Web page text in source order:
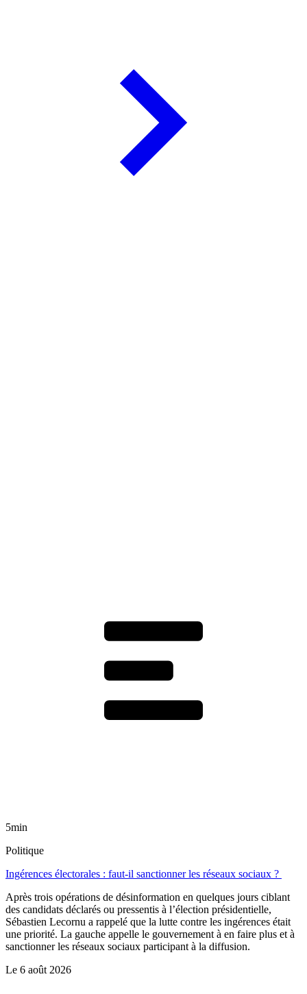
5min
Politique
Ingérences électorales : faut-il sanctionner les réseaux sociaux ?
Après trois opérations de désinformation en quelques jours ciblant
des candidats déclarés ou pressentis à l’élection présidentielle,
Sébastien Lecornu a rappelé que la lutte contre les ingérences était
une priorité. La gauche appelle le gouvernement à en faire plus et à
sanctionner les réseaux sociaux participant à la diffusion.
Le 6 août 2026